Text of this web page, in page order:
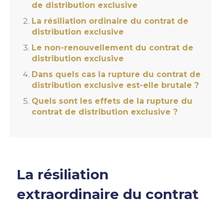
de distribution exclusive
La résiliation ordinaire du contrat de
distribution exclusive
Le non-renouvellement du contrat de
distribution exclusive
Dans quels cas la rupture du contrat de
distribution exclusive est-elle brutale ?
Quels sont les effets de la rupture du
contrat de distribution exclusive ?
La résiliation
extraordinaire du contrat